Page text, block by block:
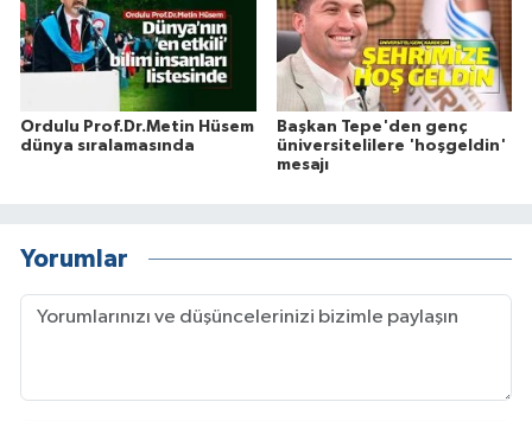
Ordulu Prof.Dr.Metin Hüsem
dünya sıralamasında
Başkan Tepe'den genç
üniversitelilere 'hoşgeldin'
mesajı
Yorumlar